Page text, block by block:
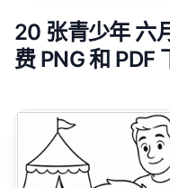
20 张青少年 六
费 PNG 和 PDF